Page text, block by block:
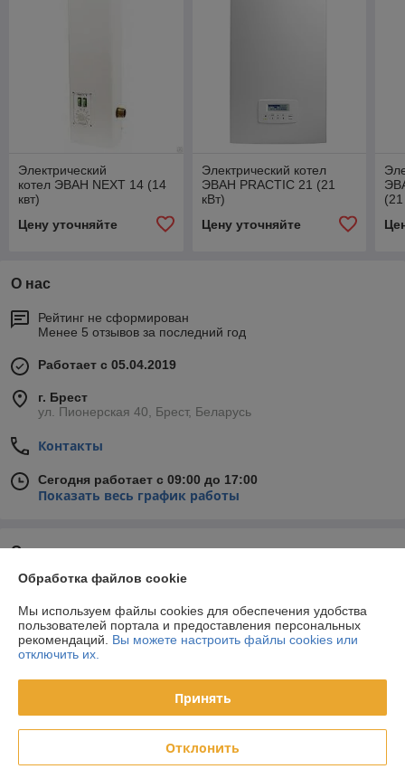
Электрический
котел ЭВАН NEXT 14 (14
квт)
Цену уточняйте
Электрический котел
ЭВАН PRACTIC 21 (21
кВт)
Цену уточняйте
О нас
Рейтинг не сформирован
Менее 5 отзывов за последний год
Работает с 05.04.2019
г. Брест
ул. Пионерская 40, Брест, Беларусь
Контакты
Сегодня работает с 09:00 до 17:00
Показать весь график работы
Отзывы о магазине
28 отзывов за всё время
08.06.2026
Покупатель
Отлично
Показать все отзывы
Обработка файлов cookie
Мы используем файлы cookies для обеспечения удобства
пользователей портала и предоставления персональных
рекомендаций. Вы можете настроить файлы cookies или
отключить их.
Принять
Отклонить